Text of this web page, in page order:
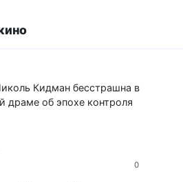
Кидман бесстрашна в
драме об эпохе контроля
0